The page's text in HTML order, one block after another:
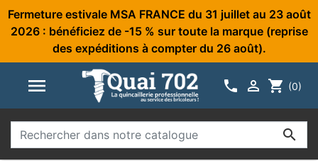
Fermeture estivale MSA FRANCE du 31 juillet au 23 août
2026 : bénéficiez de -15 % sur toute la marque (reprise
des expéditions à compter du 26 août).
   shopping_cart (0)
